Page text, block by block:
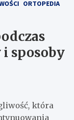
ORTOPEDIA
sposoby
która